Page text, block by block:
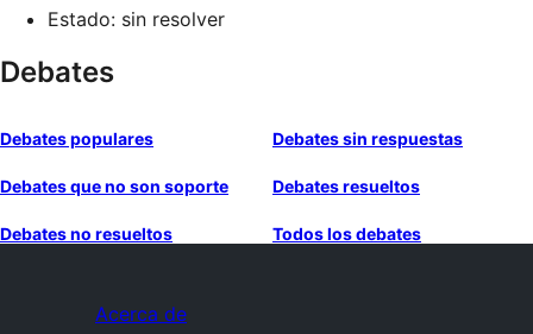
Estado: sin resolver
Debates
Debates populares Debates sin respuestas
Debates que no son soporte Debates resueltos
Debates no resueltos Todos los debates
Acerca de